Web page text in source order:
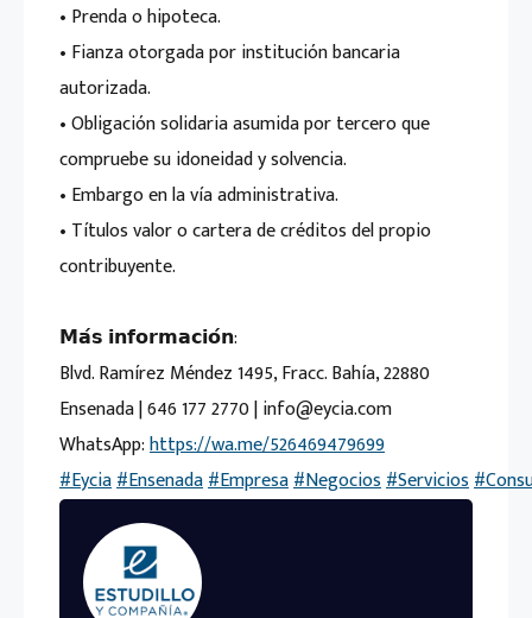
• Prenda o hipoteca.
• Fianza otorgada por institución bancaria
autorizada.
• Obligación solidaria asumida por tercero que
compruebe su idoneidad y solvencia.
• Embargo en la vía administrativa.
• Títulos valor o cartera de créditos del propio
contribuyente.
𝗠𝗮́𝘀 𝗶𝗻𝗳𝗼𝗿𝗺𝗮𝗰𝗶𝗼́𝗻:
Blvd. Ramírez Méndez 1495, Fracc. Bahía, 22880
Ensenada | 646 177 2770 | info@eycia.com
WhatsApp:https://wa.me/526469479699
#Eycia#Ensenada#Empresa#Negocios#Servicios